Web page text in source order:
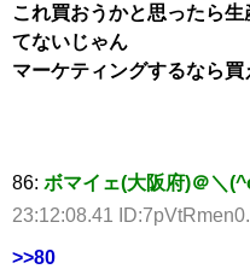
これ買おうかと思ったら
てないじゃん
マーケティングするなら
86: ボマイェ(大阪府)＠＼
23:12:08.41
>>80